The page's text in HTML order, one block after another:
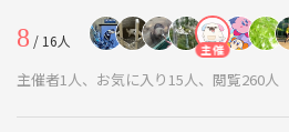
8 / 16人 主催
主催者1人、お気に入り15人、閲覧260人